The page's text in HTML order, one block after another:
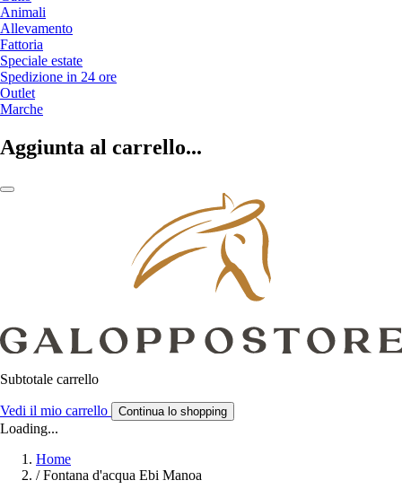
Animali
Allevamento
Fattoria
Speciale estate
Spedizione in 24 ore
Outlet
Marche
Aggiunta al carrello...
Subtotale carrello
Vedi il mio carrello Continua lo shopping
Loading...
Home
/ Fontana d'acqua Ebi Manoa